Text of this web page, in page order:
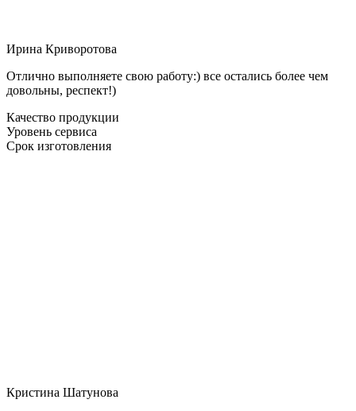
Ирина Криворотова
Отлично выполняете свою работу:) все остались более чем
довольны, респект!)
Качество продукции
Уровень сервиса
Срок изготовления
Кристина Шатунова